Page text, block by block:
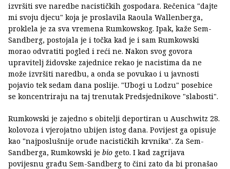
izvršiti sve naredbe nacističkih gospodara. Rečenica "dajte
mi svoju djecu" koja je proslavila Raoula Wallenberga,
proklela je za sva vremena Rumkowskog. Ipak, kaže Sem-
Sandberg, postojala je i točka kad je i sam Rumkowski
morao odvratiti pogled i reći ne. Nakon svog govora
upravitelj židovske zajednice rekao je nacistima da ne
može izvršiti naredbu, a onda se povukao i u javnosti
pojavio tek sedam dana poslije. "Ubogi u Lodzu" posebice
se koncentriraju na taj trenutak Predsjednikove "slabosti".
Rumkowski je zajedno s obitelji deportiran u Auschwitz 28.
kolovoza i vjerojatno ubijen istog dana. Povijest ga opisuje
kao "najposlušnije oruđe nacističkih krvnika". Za Sem-
Sandberga, Rumkowski je bio geto. I kad zagrijava
povijesnu građu Sem-Sandberg to čini zato da bi pronašao